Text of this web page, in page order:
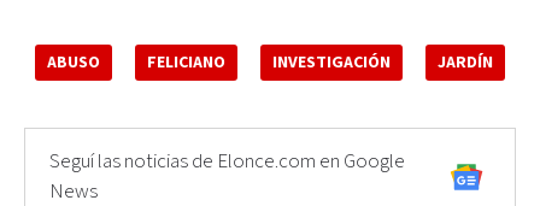
ABUSO FELICIANO INVESTIGACIÓN JARDÍN
Seguí las noticias de Elonce.com en Google
News